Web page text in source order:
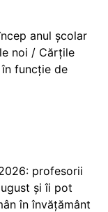
anul școlar
noi / Cărțile
funcție de
profesorii
și îi pot
în învățământ